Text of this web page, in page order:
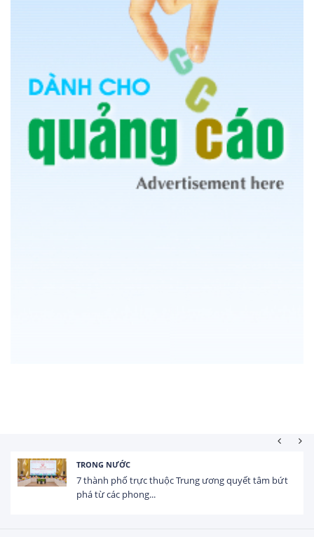
HOẠT ĐỘNG ĐẦU TƯ
Tổng vốn FDI đăng ký vào Việt Nam đạt gần 25 tỷ
USD trong 5 tháng...